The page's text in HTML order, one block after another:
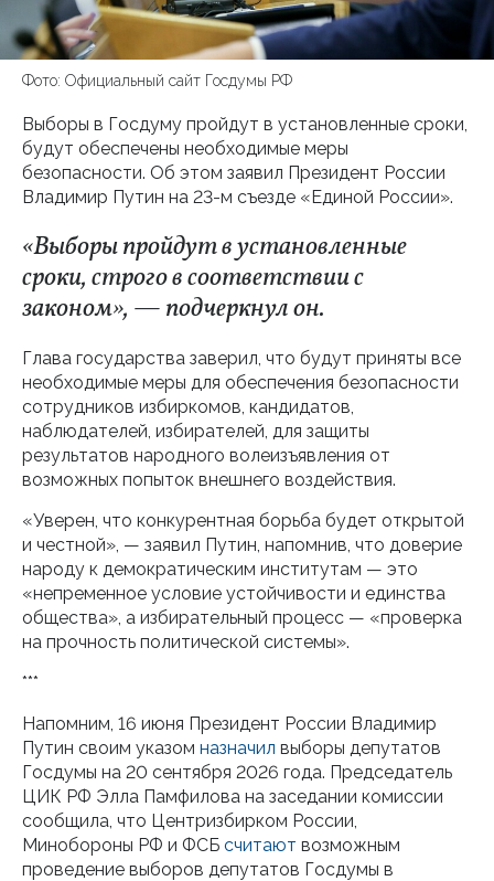
Фото: Официальный сайт Госдумы РФ
Выборы в Госдуму пройдут в установленные сроки,
будут обеспечены необходимые меры
безопасности. Об этом заявил Президент России
Владимир Путин на 23-м съезде «Единой России».
«Выборы пройдут в установленные
сроки, строго в соответствии с
законом», — подчеркнул он.
Глава государства заверил, что будут приняты все
необходимые меры для обеспечения безопасности
сотрудников избиркомов, кандидатов,
наблюдателей, избирателей, для защиты
результатов народного волеизъявления от
возможных попыток внешнего воздействия.
«Уверен, что конкурентная борьба будет открытой
и честной», — заявил Путин, напомнив, что доверие
народу к демократическим институтам — это
«непременное условие устойчивости и единства
общества», а избирательный процесс — «проверка
на прочность политической системы».
***
Напомним, 16 июня Президент России Владимир
Путин своим указом назначил выборы депутатов
Госдумы на 20 сентября 2026 года. Председатель
ЦИК РФ Элла Памфилова на заседании комиссии
сообщила, что Центризбирком России,
Минобороны РФ и ФСБ считают возможным
проведение выборов депутатов Госдумы в